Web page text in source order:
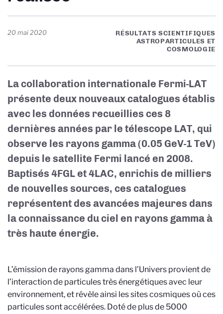
20 mai 2020
RÉSULTATS SCIENTIFIQUES
ASTROPARTICULES ET
COSMOLOGIE
La collaboration internationale Fermi-LAT
présente deux nouveaux catalogues établis
avec les données recueillies ces 8
dernières années par le télescope LAT, qui
observe les rayons gamma (0.05 GeV-1 TeV)
depuis le satellite Fermi lancé en 2008.
Baptisés 4FGL et 4LAC, enrichis de milliers
de nouvelles sources, ces catalogues
représentent des avancées majeures dans
la connaissance du ciel en rayons gamma à
très haute énergie.
L’émission de rayons gamma dans l’Univers provient de
l’interaction de particules très énergétiques avec leur
environnement, et révèle ainsi les sites cosmiques où ces
particules sont accélérées. Doté de plus de 5000